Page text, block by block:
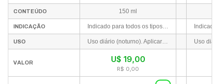
CONTEÚDO 150 ml
INDICAÇÃO Indicado para todos os tipos de pele, incluindo peles sensíveis e secas. Ideal para a primeira etapa da dupla limpeza (double cleansing).
USO Uso diário (noturno). Aplicar na pele seca do rosto, massagear suavemente em movimentos circulares para derreter a maquiagem e impurezas, emulsificar com um pouco de água morna e enxaguar bem.
VALOR U$ 19,00
R$ 0,00